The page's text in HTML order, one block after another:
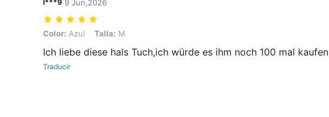
l***9 9 Jun,2026
Color: Azul, Talla: M
Color: Azul Talla: M
Ich liebe diese hals Tuch,ich würde es ihm noch 100 mal kaufen
Traducir